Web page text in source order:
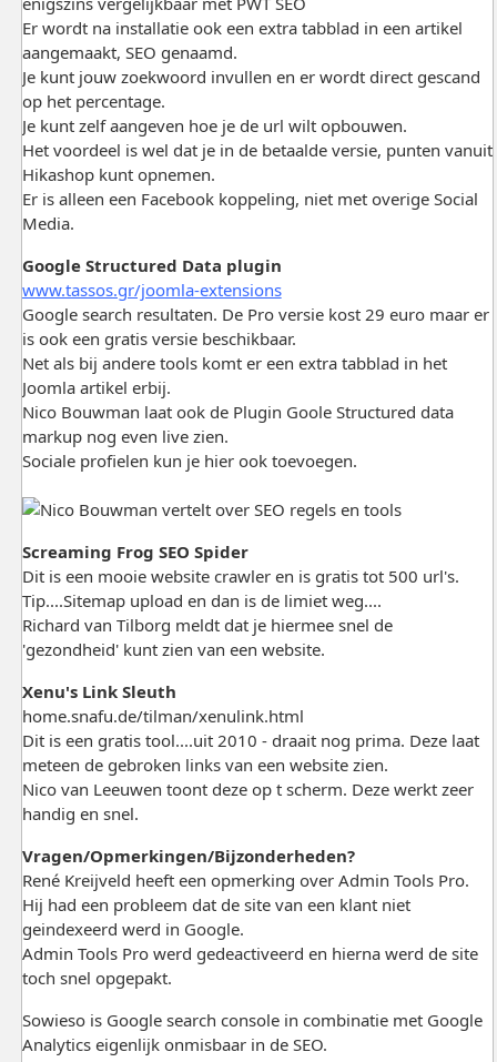
Er wordt na installatie ook een extra tabblad in een artikel
aangemaakt, SEO genaamd.
Je kunt jouw zoekwoord invullen en er wordt direct gescand
op het percentage.
Je kunt zelf aangeven hoe je de url wilt opbouwen.
Het voordeel is wel dat je in de betaalde versie, punten vanuit
Hikashop kunt opnemen.
Er is alleen een Facebook koppeling, niet met overige Social
Media.
Google Structured Data plugin
www.tassos.gr/joomla-extensions
Google search resultaten. De Pro versie kost 29 euro maar er
is ook een gratis versie beschikbaar.
Net als bij andere tools komt er een extra tabblad in het
Joomla artikel erbij.
Nico Bouwman laat ook de Plugin Goole Structured data
markup nog even live zien.
Sociale profielen kun je hier ook toevoegen.
Screaming Frog SEO Spider
Dit is een mooie website crawler en is gratis tot 500 url's.
Tip....Sitemap upload en dan is de limiet weg....
Richard van Tilborg meldt dat je hiermee snel de
'gezondheid' kunt zien van een website.
Xenu's Link Sleuth
home.snafu.de/tilman/xenulink.html
Dit is een gratis tool....uit 2010 - draait nog prima. Deze laat
meteen de gebroken links van een website zien.
Nico van Leeuwen toont deze op t scherm. Deze werkt zeer
handig en snel.
Vragen/Opmerkingen/Bijzonderheden?
René Kreijveld heeft een opmerking over Admin Tools Pro.
Hij had een probleem dat de site van een klant niet
geindexeerd werd in Google.
Admin Tools Pro werd gedeactiveerd en hierna werd de site
toch snel opgepakt.
Sowieso is Google search console in combinatie met Google
Analytics eigenlijk onmisbaar in de SEO.